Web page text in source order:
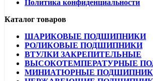
Политика конфиденциальности
Каталог товаров
ШАРИКОВЫЕ ПОДШИПНИКИ
РОЛИКОВЫЕ ПОДШИПНИКИ
ВТУЛКИ ЗАКРЕПИТЕЛЬНЫЕ
ВЫСОКОТЕМПЕРАТУРНЫЕ
МИНИАТЮРНЫЕ